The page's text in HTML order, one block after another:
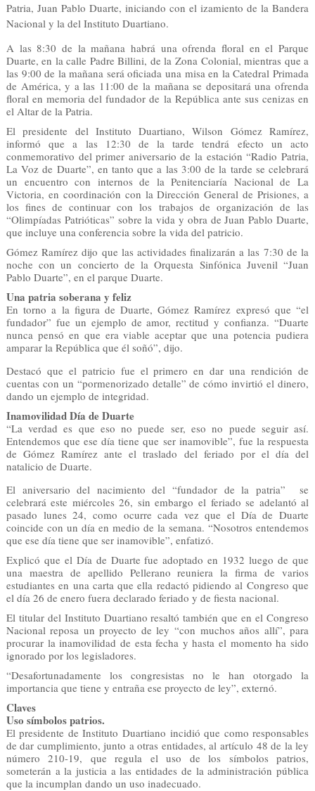
Patria, Juan Pablo Duarte, iniciando con el izamiento de la Bandera
Nacional y la del Instituto Duartiano.
A las 8:30 de la mañana habrá una ofrenda floral en el Parque
Duarte, en la calle Padre Billini, de la Zona Colonial, mientras que a
las 9:00 de la mañana será oficiada una misa en la Catedral Primada
de América, y a las 11:00 de la mañana se depositará una ofrenda
floral en memoria del fundador de la República ante sus cenizas en
el Altar de la Patria.
El presidente del Instituto Duartiano, Wilson Gómez Ramírez,
informó que a las 12:30 de la tarde tendrá efecto un acto
conmemorativo del primer aniversario de la estación “Radio Patria,
La Voz de Duarte”, en tanto que a las 3:00 de la tarde se celebrará
un encuentro con internos de la Penitenciaría Nacional de La
Victoria, en coordinación con la Dirección General de Prisiones, a
los fines de continuar con los trabajos de organización de las
“Olimpíadas Patrióticas” sobre la vida y obra de Juan Pablo Duarte,
que incluye una conferencia sobre la vida del patricio.
Gómez Ramírez dijo que las actividades finalizarán a las 7:30 de la
noche con un concierto de la Orquesta Sinfónica Juvenil “Juan
Pablo Duarte”, en el parque Duarte.
Una patria soberana y feliz
En torno a la figura de Duarte, Gómez Ramírez expresó que “el
fundador” fue un ejemplo de amor, rectitud y confianza. “Duarte
nunca pensó en que era viable aceptar que una potencia pudiera
amparar la República que él soñó”, dijo.
Destacó que el patricio fue el primero en dar una rendición de
cuentas con un “pormenorizado detalle” de cómo invirtió el dinero,
dando un ejemplo de integridad.
Inamovilidad Día de Duarte
“La verdad es que eso no puede ser, eso no puede seguir así.
Entendemos que ese día tiene que ser inamovible”, fue la respuesta
de Gómez Ramírez ante el traslado del feriado por el día del
natalicio de Duarte.
El aniversario del nacimiento del “fundador de la patria” se
celebrará este miércoles 26, sin embargo el feriado se adelantó al
pasado lunes 24, como ocurre cada vez que el Día de Duarte
coincide con un día en medio de la semana. “Nosotros entendemos
que ese día tiene que ser inamovible”, enfatizó.
Explicó que el Día de Duarte fue adoptado en 1932 luego de que
una maestra de apellido Pellerano reuniera la firma de varios
estudiantes en una carta que ella redactó pidiendo al Congreso que
el día 26 de enero fuera declarado feriado y de fiesta nacional.
El titular del Instituto Duartiano resaltó también que en el Congreso
Nacional reposa un proyecto de ley “con muchos años allí”, para
procurar la inamovilidad de esta fecha y hasta el momento ha sido
ignorado por los legisladores.
“Desafortunadamente los congresistas no le han otorgado la
importancia que tiene y entraña ese proyecto de ley”, externó.
Claves
Uso símbolos patrios.
El presidente de Instituto Duartiano incidió que como responsables
de dar cumplimiento, junto a otras entidades, al artículo 48 de la ley
número 210-19, que regula el uso de los símbolos patrios,
someterán a la justicia a las entidades de la administración pública
que la incumplan dando un uso inadecuado.